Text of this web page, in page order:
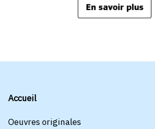
Accueil
Oeuvres originales